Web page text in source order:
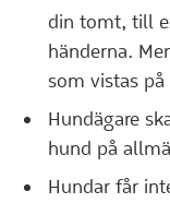
din tomt, till
händerna.
som vistas
Hundägare
hund på
Hundar får